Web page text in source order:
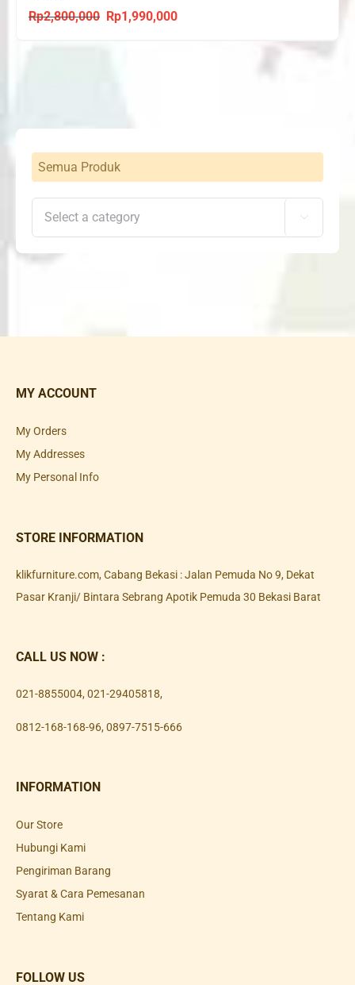
Rp2,800,000
Original
Rp1,990,000Current
Semua Produk

MY ACCOUNT
My Orders
My Addresses
My Personal Info
STORE INFORMATION
klikfurniture.com, Cabang Bekasi : Jalan Pemuda No 9, Dekat
Pasar Kranji/ Bintara Sebrang Apotik Pemuda 30 Bekasi Barat
CALL US NOW :
021-8855004, 021-29405818,
0812-168-168-96, 0897-7515-666
INFORMATION
Our Store
Hubungi Kami
Pengiriman Barang
Syarat & Cara Pemesanan
Tentang Kami
FOLLOW US